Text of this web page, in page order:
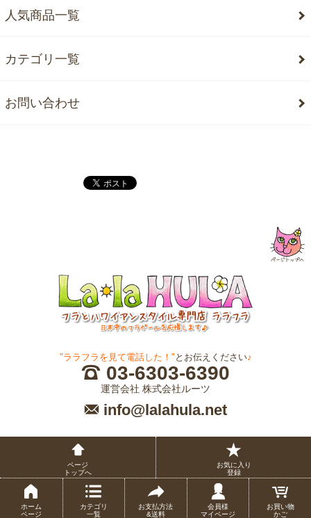
人気商品一覧
カテゴリ一覧
お問い合わせ
"ララフラを見て電話した！" とお伝えください♪
03-6303-6390
運営会社 株式会社ルーツ
info@lalahula.net
ページ
トップへ
お気に入り
登録
ホーム
ページ
カテゴリ
一覧
お支払方法
&送料
会員様
マイページ
お買い物
かご